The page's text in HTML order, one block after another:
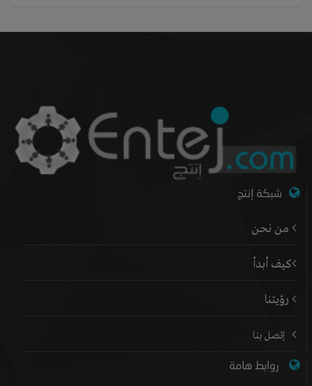
شبكة إنتج
من نحن
كيف أبدأ
رؤيتنا
إتصل بنا
روابط هامة